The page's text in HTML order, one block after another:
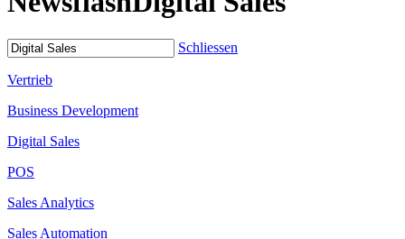
Schliessen
Vertrieb
Business Development
Digital Sales
POS
Sales Analytics
Sales Automation